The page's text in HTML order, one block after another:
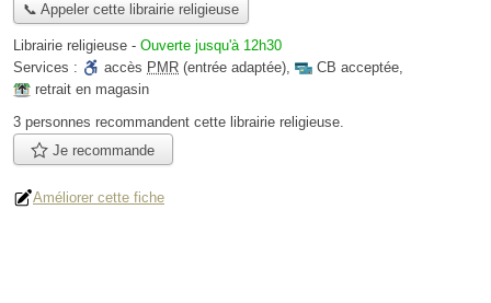
📞 Appeler cette librairie religieuse
Librairie religieuse - Ouverte jusqu'à 12h30
Services :
accès PMR (entrée adaptée), CB acceptée,
retrait en magasin
3 personnes recommandent cette librairie religieuse.
Je recommande
Améliorer cette fiche